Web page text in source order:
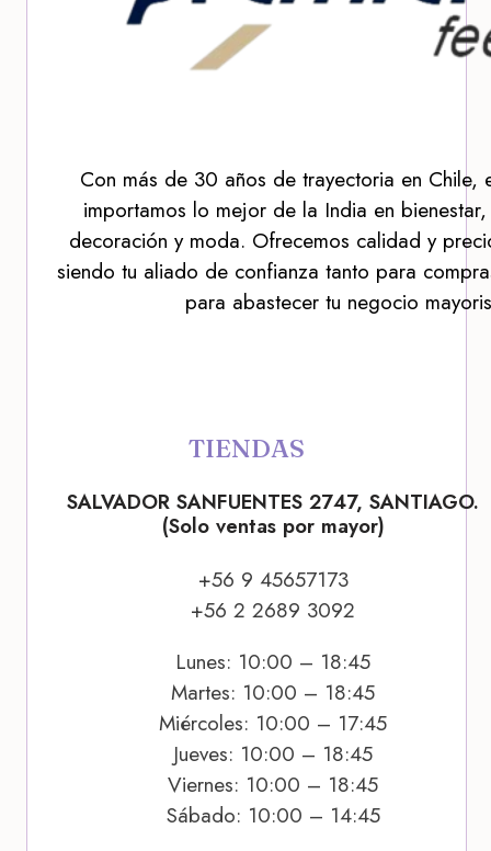
Con más de 30 años de trayectoria en Chile,
importamos lo mejor de la India en
decoración y moda. Ofrecemos calidad y
siendo tu aliado de confianza tanto para
para abastecer tu negocio
TIENDAS
SALVADOR SANFUENTES 2747, SANTIAGO.
(Solo ventas por mayor)
+56 9 45657173
+56 2 2689 3092
Lunes: 10:00 – 18:45
Martes: 10:00 – 18:45
Miércoles: 10:00 – 17:45
Jueves: 10:00 – 18:45
Viernes: 10:00 – 18:45
Sábado: 10:00 – 14:45